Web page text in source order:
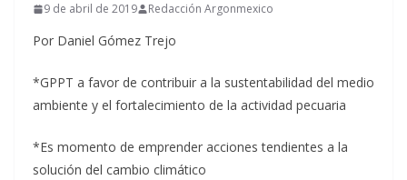
9 de abril de 2019 Redacción Argonmexico
Por Daniel Gómez Trejo
*GPPT a favor de contribuir a la sustentabilidad del medio
ambiente y el fortalecimiento de la actividad pecuaria
*Es momento de emprender acciones tendientes a la
solución del cambio climático